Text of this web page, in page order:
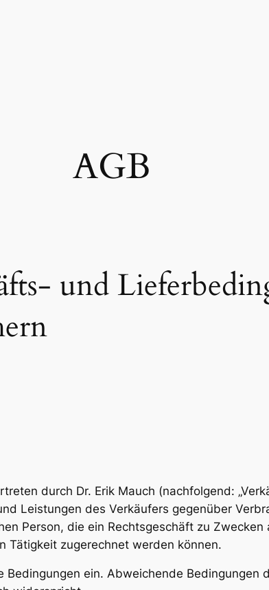
AGB
und
durch Dr. Erik Mauch (nachfolgend:
Leistungen des Verkäufers gegenüber
Person, die ein Rechtsgeschäft zu
Tätigkeit zugerechnet werden können.
ein. Abweichende Bedingungen